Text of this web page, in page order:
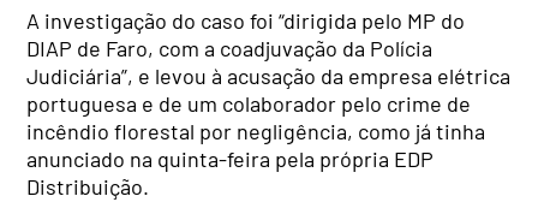
A investigação do caso foi “dirigida pelo MP do
DIAP de Faro, com a coadjuvação da Polícia
Judiciária”, e levou à acusação da empresa elétrica
portuguesa e de um colaborador pelo crime de
incêndio florestal por negligência, como já tinha
anunciado na quinta-feira pela própria EDP
Distribuição.